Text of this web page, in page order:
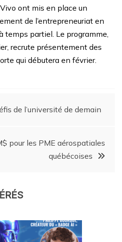
ont mis en place un
de l’entrepreneuriat en
temps partiel. Le programme,
recrute présentement des
qui débutera en février.
de l’université de demain
pour les PME aérospatiales
québécoises